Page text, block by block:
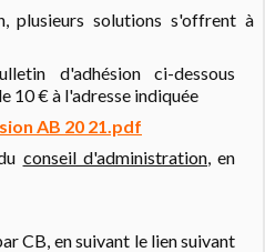
plusieurs solutions s'offrent à
d'adhésion ci-dessous
10 € à l'adresse indiquée
AB 20 21.pdf
conseil d'administration, en
CB, en suivant le lien suivant